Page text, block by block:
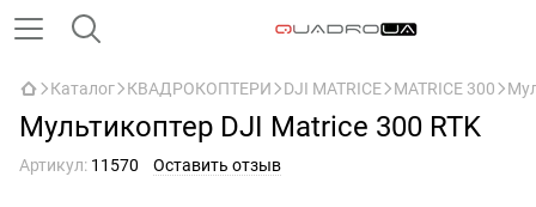
Каталог КВАДРОКОПТЕРИ DJI MATRICE MATRICE 300
Мультикоптер DJI Matrice 300 RTK
Артикул: 11570 Оставить отзыв